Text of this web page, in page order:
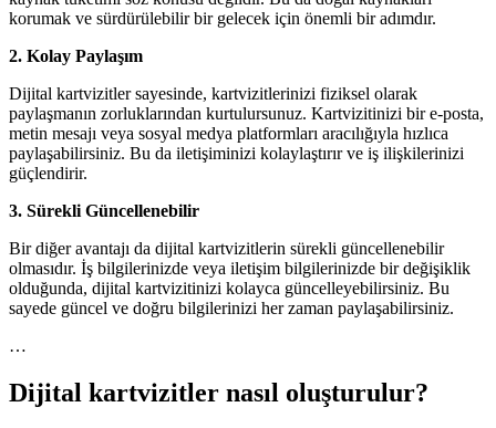
korumak ve sürdürülebilir bir gelecek için önemli bir adımdır.
2. Kolay Paylaşım
Dijital kartvizitler sayesinde, kartvizitlerinizi fiziksel olarak
paylaşmanın zorluklarından kurtulursunuz. Kartvizitinizi bir e-posta,
metin mesajı veya sosyal medya platformları aracılığıyla hızlıca
paylaşabilirsiniz. Bu da iletişiminizi kolaylaştırır ve iş ilişkilerinizi
güçlendirir.
3. Sürekli Güncellenebilir
Bir diğer avantajı da dijital kartvizitlerin sürekli güncellenebilir
olmasıdır. İş bilgilerinizde veya iletişim bilgilerinizde bir değişiklik
olduğunda, dijital kartvizitinizi kolayca güncelleyebilirsiniz. Bu
sayede güncel ve doğru bilgilerinizi her zaman paylaşabilirsiniz.
…
Dijital kartvizitler nasıl oluşturulur?